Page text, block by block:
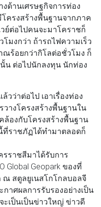
ด้านเศรษฐกิจการท่อง
ครงสร้างพื้นฐานจากภาค
วย์ต่อไปคนจะมาโคราชก็
มงกว่า ถ้ารถไฟความเร็ว
ณร้อยกว่ากิโลต่อชั่วโมง ก็
น ต่อไปนักลงทุน นักท่อง
ว่าต่อไป เอาเรื่องท่อง
วางโครงสร้างพื้นฐานใน
องกับโครงสร้างพื้นฐาน
ราชภัฏได้ทํามาตลอดก็
ราชสีมาได้รับการ
Global Geopark ของที่
สตูลยูเนสโกโกลบอลจี
กาศผลการรับรองอย่างเป็น
ะเป็นเป็นข่าวใหญ่ ข่าวดี